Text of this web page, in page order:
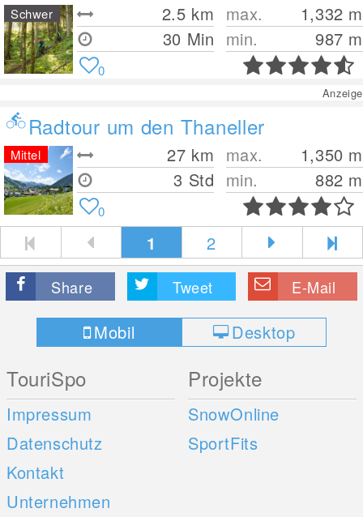
2.5 km
30 Min
max. 1,332 m
min.
987 m
Schwer
0
Anzeige
Radtour um den Thaneller
27 km
3 Std
max. 1,350 m
min.
882 m
Mittel
0
1 2
Share Tweet E-Mail
Mobil Desktop
TouriSpo
Impressum
Datenschutz
Kontakt
Unternehmen
Projekte
SnowOnline
SportFits